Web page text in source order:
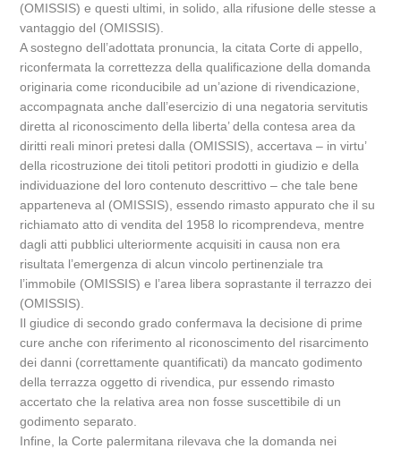
(OMISSIS) e questi ultimi, in solido, alla rifusione delle stesse a
vantaggio del (OMISSIS).
A sostegno dell’adottata pronuncia, la citata Corte di appello,
riconfermata la correttezza della qualificazione della domanda
originaria come riconducibile ad un’azione di rivendicazione,
accompagnata anche dall’esercizio di una negatoria servitutis
diretta al riconoscimento della liberta’ della contesa area da
diritti reali minori pretesi dalla (OMISSIS), accertava – in virtu’
della ricostruzione dei titoli petitori prodotti in giudizio e della
individuazione del loro contenuto descrittivo – che tale bene
apparteneva al (OMISSIS), essendo rimasto appurato che il su
richiamato atto di vendita del 1958 lo ricomprendeva, mentre
dagli atti pubblici ulteriormente acquisiti in causa non era
risultata l’emergenza di alcun vincolo pertinenziale tra
l’immobile (OMISSIS) e l’area libera soprastante il terrazzo dei
(OMISSIS).
Il giudice di secondo grado confermava la decisione di prime
cure anche con riferimento al riconoscimento del risarcimento
dei danni (correttamente quantificati) da mancato godimento
della terrazza oggetto di rivendica, pur essendo rimasto
accertato che la relativa area non fosse suscettibile di un
godimento separato.
Infine, la Corte palermitana rilevava che la domanda nei